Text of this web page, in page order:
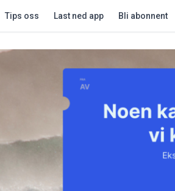
Tips oss Last ned app Bli abonnent